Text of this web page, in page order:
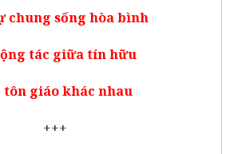
chung sống hòa bình
tác giữa tín hữu
tôn giáo khác nhau
+++